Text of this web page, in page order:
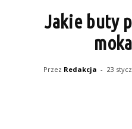
Jakie buty
Przez Redakcja - 23